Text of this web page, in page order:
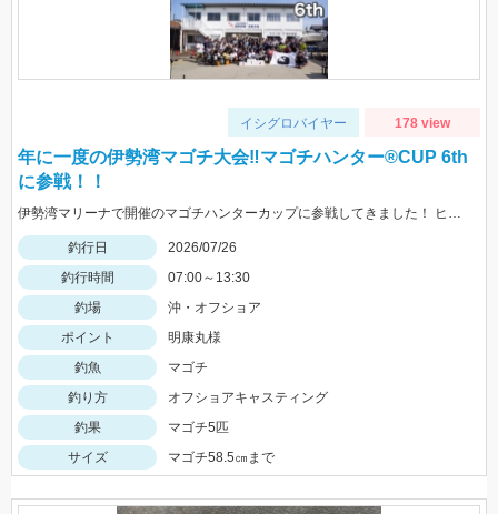
イシグロバイヤー 178 view
年に一度の伊勢湾マゴチ大会‼マゴチハンター®︎CUP 6th
に参戦！！
伊勢湾マリーナで開催のマゴチハンターカップに参戦してきました！ ヒットルアーはイージーラボ、水波、DUOジャンゴ、ドライブSSギルなど。
釣行日
2026/07/26
釣行時間
07:00～13:30
釣場
沖・オフショア
ポイント
明康丸様
釣魚
マゴチ
釣り方
オフショアキャスティング
釣果
マゴチ5匹
サイズ
マゴチ58.5㎝まで